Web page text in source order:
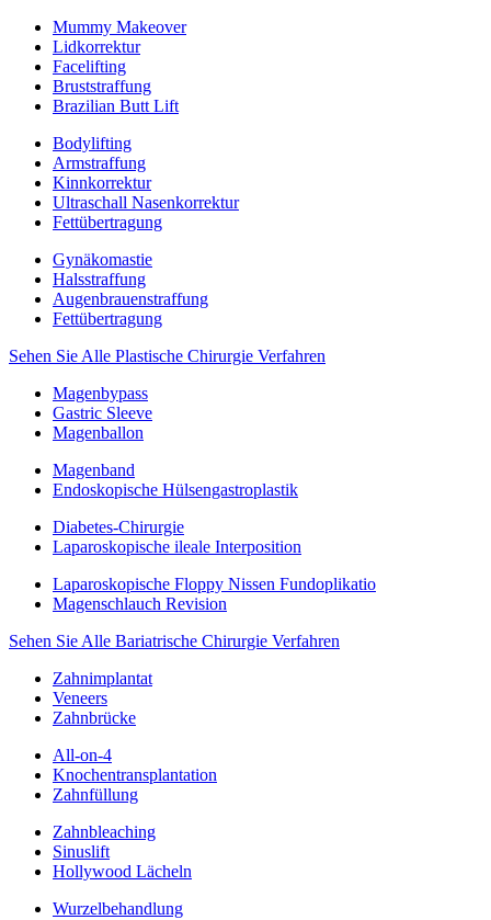
Mummy Makeover
Lidkorrektur
Facelifting
Bruststraffung
Brazilian Butt Lift
Bodylifting
Armstraffung
Kinnkorrektur
Ultraschall Nasenkorrektur
Fettübertragung
Gynäkomastie
Halsstraffung
Augenbrauenstraffung
Fettübertragung
Sehen Sie Alle Plastische Chirurgie Verfahren
Magenbypass
Gastric Sleeve
Magenballon
Magenband
Endoskopische Hülsengastroplastik
Diabetes-Chirurgie
Laparoskopische ileale Interposition
Laparoskopische Floppy Nissen Fundoplikatio
Magenschlauch Revision
Sehen Sie Alle Bariatrische Chirurgie Verfahren
Zahnimplantat
Veneers
Zahnbrücke
All-on-4
Knochentransplantation
Zahnfüllung
Zahnbleaching
Sinuslift
Hollywood Lächeln
Wurzelbehandlung